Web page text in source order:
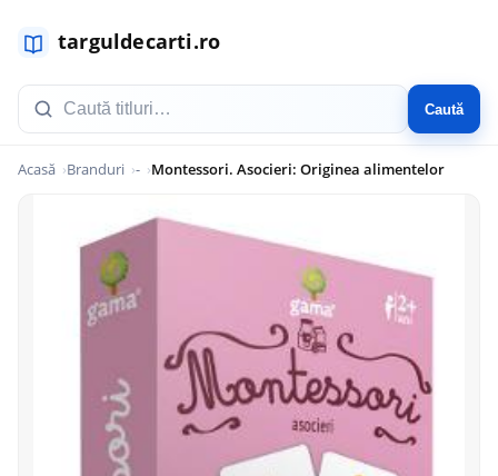
Caută
Acasă Branduri - Montessori. Asocieri: Originea alimentelor